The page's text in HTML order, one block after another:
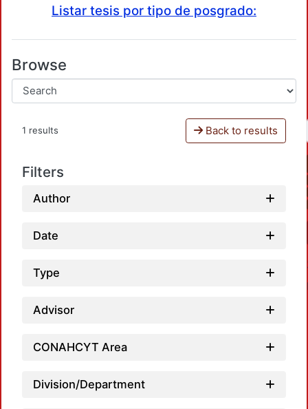
Listar tesis por tipo de posgrado:
Browse
1 results Back to results
Filters
Author
Date
Type
Advisor
CONAHCYT Area
Division/Department